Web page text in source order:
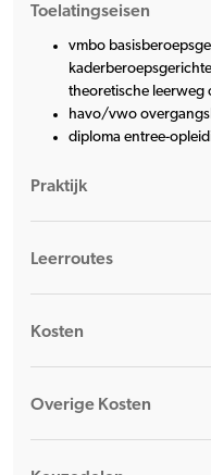
Toelatingseisen
vmbo
theoretische leerweg
havo/vwo
diploma entree-
Praktijk
Leerroutes
Kosten
Overige Kosten